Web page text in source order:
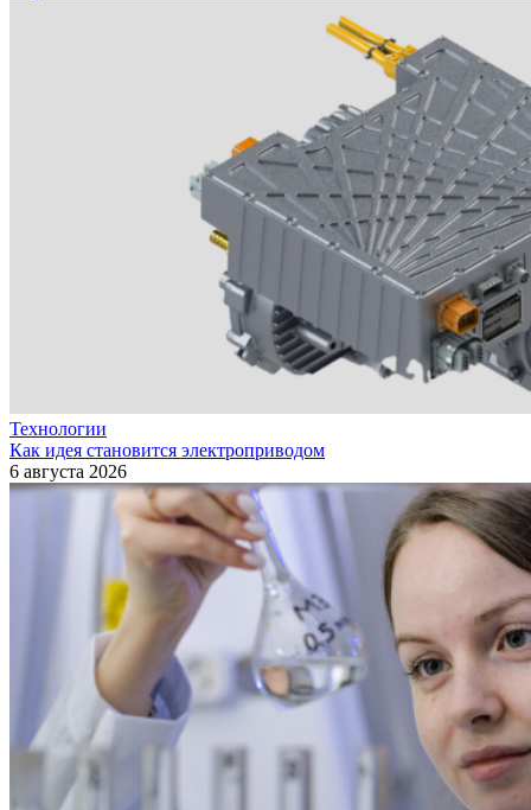
Технологии
Как идея становится электроприводом
6 августа 2026